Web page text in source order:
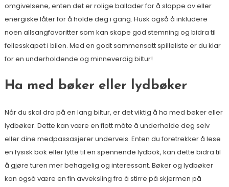
omgivelsene, enten det er rolige ballader for å slappe av eller
energiske låter for å holde deg i gang. Husk også å inkludere
noen allsangfavoritter som kan skape god stemning og bidra til
fellesskapet i bilen. Med en godt sammensatt spilleliste er du klar
for en underholdende og minneverdig biltur!
Ha med bøker eller lydbøker
Når du skal dra på en lang biltur, er det viktig å ha med bøker eller
lydbøker. Dette kan være en flott måte å underholde deg selv
eller dine medpassasjerer underveis. Enten du foretrekker å lese
en fysisk bok eller lytte til en spennende lydbok, kan dette bidra til
å gjøre turen mer behagelig og interessant. Bøker og lydbøker
kan også være en fin avveksling fra å stirre på skjermen på